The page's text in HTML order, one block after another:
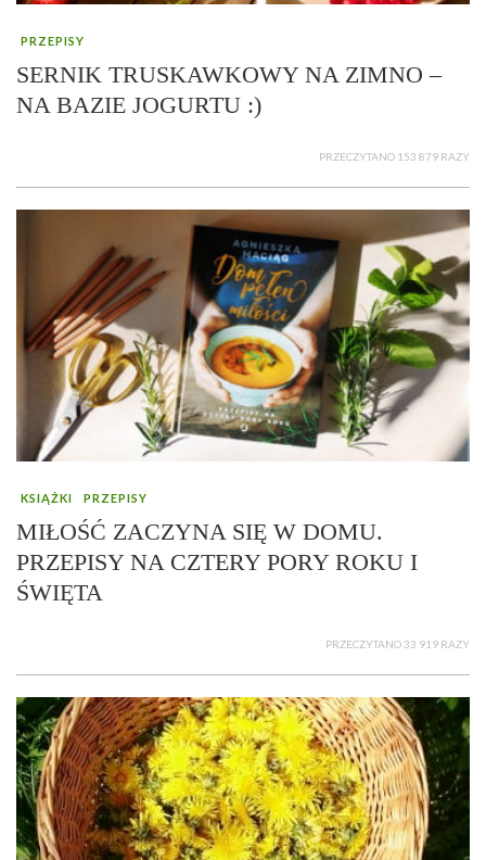
PRZEPISY
SERNIK TRUSKAWKOWY NA ZIMNO –
NA BAZIE JOGURTU :)
PRZECZYTANO 153 879 RAZY
KSIĄŻKI PRZEPISY
MIŁOŚĆ ZACZYNA SIĘ W DOMU.
PRZEPISY NA CZTERY PORY ROKU I
ŚWIĘTA
PRZECZYTANO 33 919 RAZY